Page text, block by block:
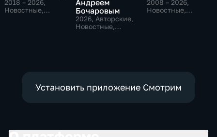
2018 – 2026,
Новостные,
Андреем
Бочаровым
2026, Авторские,
Новостные,
2008 – 2026,
Новостные,
Установить приложение Смотрим